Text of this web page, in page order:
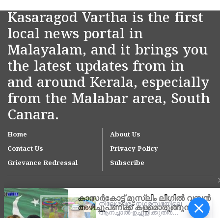
Kasaragod Vartha is the first
local news portal in
Malayalam, and it brings you
the latest updates from in
and around Kerala, especially
from the Malabar area, South
Canara.
Home
About Us
Contact Us
Privacy Policy
Grievance Redressal
Subscribe
നീലേശ്വരം നഗരസഭയിലെ
ആനച്ചാൽ-ഉച്ചൂളിക്കുതിർ